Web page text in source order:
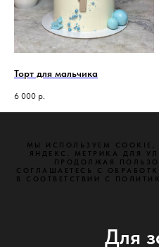
Торт для мальчика
6 000 р.
МЫ ИСПОЛЬЗУЕМ СООКІЕ,
ЯНДЕКС. МЕТРИКА ДЛЯ
ПРОДОЛЖАЯ
СОГЛАШАЕТЕСЬ С
В СООТВЕТСТВИИ С
Для